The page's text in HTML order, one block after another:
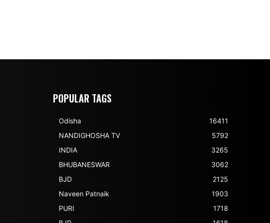
POPULAR TAGS
Odisha
16411
NANDIGHOSHA TV
5792
INDIA
3265
BHUBANESWAR
3062
BJD
2125
Naveen Patnaik
1903
PURI
1718